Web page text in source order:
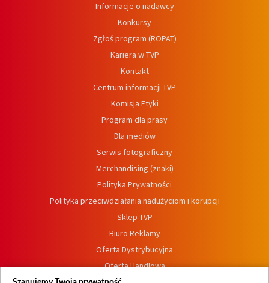
Informacje o nadawcy
Konkursy
Zgłoś program (ROPAT)
Kariera w TVP
Kontakt
Centrum informacji TVP
Komisja Etyki
Program dla prasy
Dla mediów
Serwis fotograficzny
Merchandising (znaki)
Polityka Prywatności
Polityka przeciwdziałania nadużyciom i korupcji
Sklep TVP
Biuro Reklamy
Oferta Dystrybucyjna
Oferta Handlowa